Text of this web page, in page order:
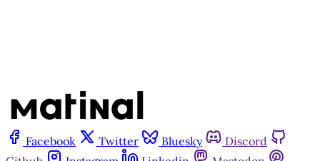
Facebook Twitter Bluesky
Discord